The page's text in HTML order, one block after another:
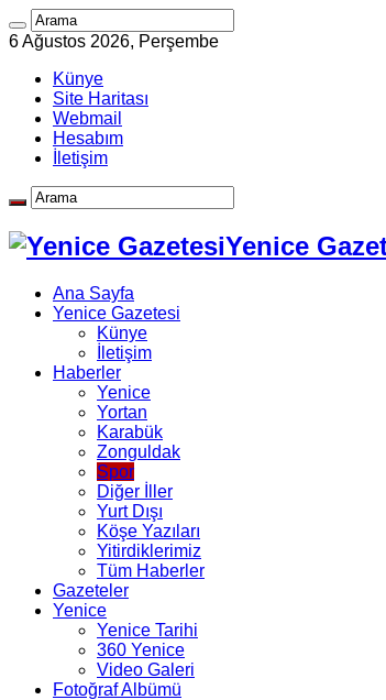
6 Ağustos 2026, Perşembe
Künye
Site Haritası
Webmail
Hesabım
İletişim
Yenice
Ana Sayfa
Yenice Gazetesi
Künye
İletişim
Haberler
Yenice
Yortan
Karabük
Zonguldak
Spor
Diğer İller
Yurt Dışı
Köşe Yazıları
Yitirdiklerimiz
Tüm Haberler
Gazeteler
Yenice
Yenice Tarihi
360 Yenice
Video Galeri
Fotoğraf Albümü